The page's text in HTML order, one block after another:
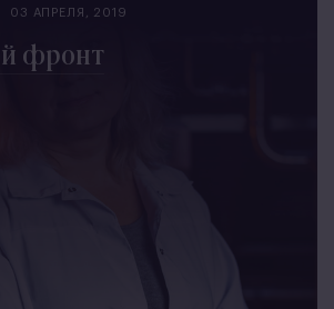
03 АПРЕЛЯ, 2019
фронт